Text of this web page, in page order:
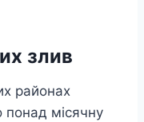
злив
районах
понад місячну